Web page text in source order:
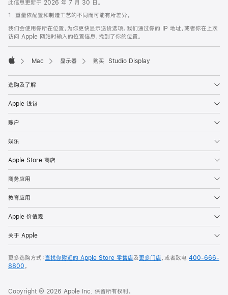
此信息更新于 2026 年 7 月 30 日。
1. 重量依配置和制造工艺的不同而可能有所差异。
我们会使用你所在位置，为你更快显示送货选项。我们通过你的 IP 地址，或者你在上次
访问 Apple 网站时输入的位置信息，找到了你的位置。
Mac 显示器 购买 Studio Display
选购及了解
Apple 钱包
账户
娱乐
Apple Store 商店
商务应用
教育应用
Apple 价值观
关于 Apple
更多选购方式：查找你附近的 Apple Store 零售店及更多门店，或者致电 400-666-
8800。
Copyright © 2026 Apple Inc. 保留所有权利。